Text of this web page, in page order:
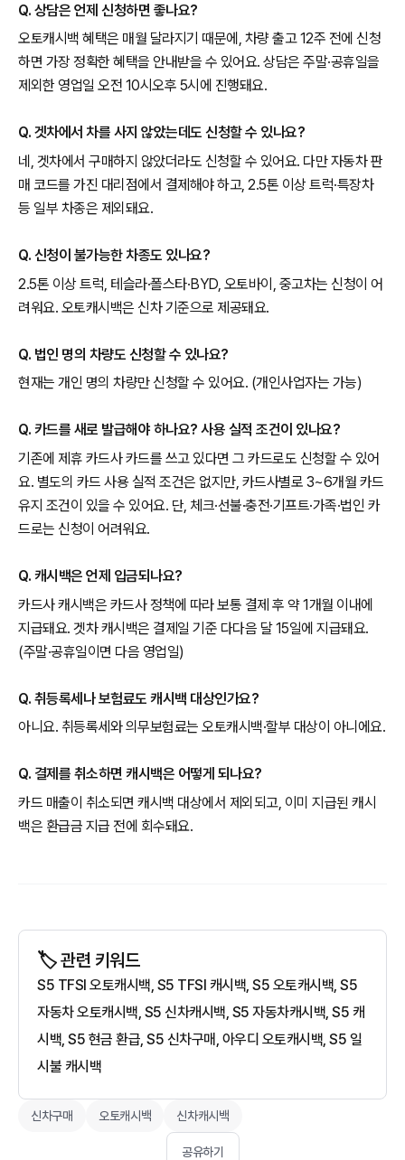
Q. 상담은 언제 신청하면 좋나요?
오토캐시백 혜택은 매월 달라지기 때문에, 차량 출고 12주 전에 신청
하면 가장 정확한 혜택을 안내받을 수 있어요. 상담은 주말·공휴일을
제외한 영업일 오전 10시오후 5시에 진행돼요.
Q. 겟차에서 차를 사지 않았는데도 신청할 수 있나요?
네, 겟차에서 구매하지 않았더라도 신청할 수 있어요. 다만 자동차 판
매 코드를 가진 대리점에서 결제해야 하고, 2.5톤 이상 트럭·특장차
등 일부 차종은 제외돼요.
Q. 신청이 불가능한 차종도 있나요?
2.5톤 이상 트럭, 테슬라·폴스타·BYD, 오토바이, 중고차는 신청이 어
려워요. 오토캐시백은 신차 기준으로 제공돼요.
Q. 법인 명의 차량도 신청할 수 있나요?
현재는 개인 명의 차량만 신청할 수 있어요. (개인사업자는 가능)
Q. 카드를 새로 발급해야 하나요? 사용 실적 조건이 있나요?
기존에 제휴 카드사 카드를 쓰고 있다면 그 카드로도 신청할 수 있어
요. 별도의 카드 사용 실적 조건은 없지만, 카드사별로 3~6개월 카드
유지 조건이 있을 수 있어요. 단, 체크·선불·충전·기프트·가족·법인 카
드로는 신청이 어려워요.
Q. 캐시백은 언제 입금되나요?
카드사 캐시백은 카드사 정책에 따라 보통 결제 후 약 1개월 이내에
지급돼요. 겟차 캐시백은 결제일 기준 다다음 달 15일에 지급돼요.
(주말·공휴일이면 다음 영업일)
Q. 취등록세나 보험료도 캐시백 대상인가요?
아니요. 취등록세와 의무보험료는 오토캐시백·할부 대상이 아니에요.
Q. 결제를 취소하면 캐시백은 어떻게 되나요?
카드 매출이 취소되면 캐시백 대상에서 제외되고, 이미 지급된 캐시
백은 환급금 지급 전에 회수돼요.
🏷️ 관련 키워드
S5 TFSI 오토캐시백, S5 TFSI 캐시백, S5 오토캐시백, S5
자동차 오토캐시백, S5 신차캐시백, S5 자동차캐시백, S5 캐
시백, S5 현금 환급, S5 신차구매, 아우디 오토캐시백, S5 일
시불 캐시백
신차구매 오토캐시백 신차캐시백
공유하기